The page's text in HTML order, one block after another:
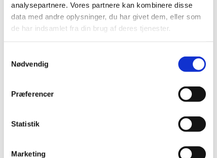
analysepartnere. Vores partnere kan kombinere disse
data med andre oplysninger, du har givet dem, eller som
de har indsamlet fra din brug af deres tjenester.
Nødvendig
Præferencer
Statistik
Marketing
og uforpligtende.
Kontakt korleder Stefan Ægidius på
stefgid@gmail.com for mere information :-)